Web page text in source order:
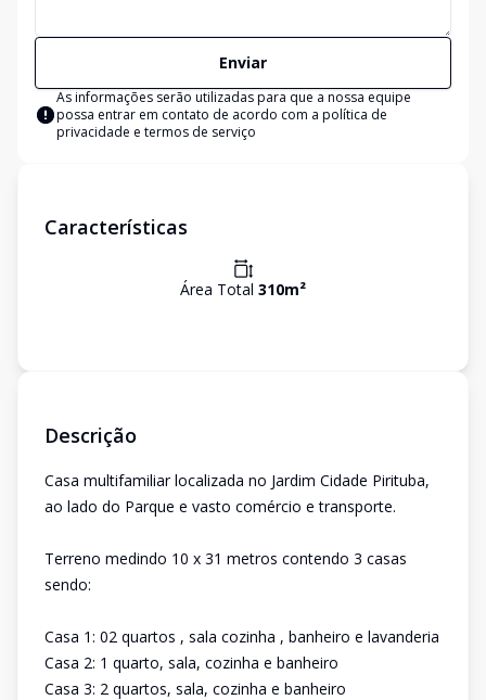
Enviar
As informações serão utilizadas para que a nossa equipe
possa entrar em contato de acordo com a política de
privacidade e termos de serviço
Características
Área Total 310m²
Descrição
Casa multifamiliar localizada no Jardim Cidade Pirituba,
ao lado do Parque e vasto comércio e transporte.
Terreno medindo 10 x 31 metros contendo 3 casas
sendo:
Casa 1: 02 quartos , sala cozinha , banheiro e lavanderia
Casa 2: 1 quarto, sala, cozinha e banheiro
Casa 3: 2 quartos, sala, cozinha e banheiro